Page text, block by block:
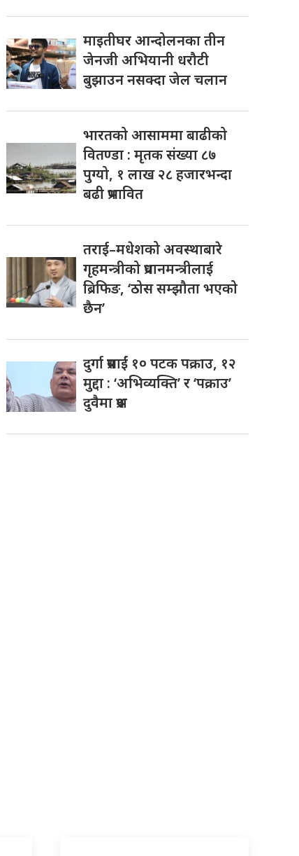
माइतीघर आन्दोलनका तीन
जेनजी अभियानी धरौटी
बुझाउन नसक्दा जेल चलान
भारतको आसाममा बाढीको
वितण्डा : मृतक संख्या ८७
पुग्यो, १ लाख २८ हजारभन्दा
बढी प्रभावित
तराई–मधेशको अवस्थाबारे
गृहमन्त्रीको प्रधानमन्त्रीलाई
ब्रिफिङ, ‘ठोस सम्झौता भएको
छैन’
दुर्गा प्रसाईं १० पटक पक्राउ, १२
मुद्दा : ‘अभिव्यक्ति’ र ‘पक्राउ’
दुवैमा प्रश्न